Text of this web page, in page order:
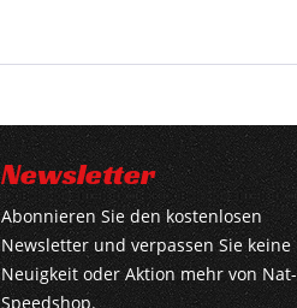
Newsletter
Abonnieren Sie den kostenlosen
Newsletter und verpassen Sie keine
Neuigkeit oder Aktion mehr von Nat-
Speedshop.